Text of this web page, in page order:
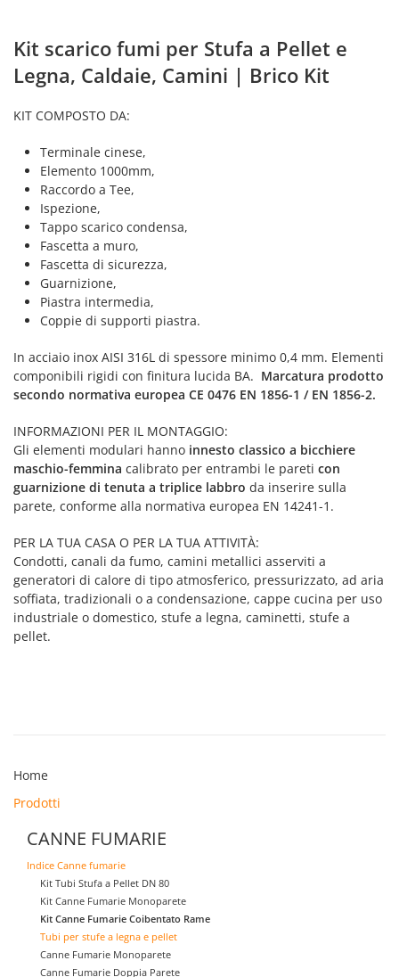
Kit scarico fumi per Stufa a Pellet e
Legna, Caldaie, Camini | Brico Kit
KIT COMPOSTO DA:
Terminale cinese,
Elemento 1000mm,
Raccordo a Tee,
Ispezione,
Tappo scarico condensa,
Fascetta a muro,
Fascetta di sicurezza,
Guarnizione,
Piastra intermedia,
Coppie di supporti piastra.
In acciaio inox AISI 316L di spessore minimo 0,4 mm. Elementi
componibili rigidi con finitura lucida BA. Marcatura prodotto
secondo normativa europea CE 0476 EN 1856-1 / EN 1856-2.
INFORMAZIONI PER IL MONTAGGIO:
Gli elementi modulari hanno innesto classico a bicchiere
maschio-femmina calibrato per entrambi le pareti con
guarnizione di tenuta a triplice labbro da inserire sulla
parete, conforme alla normativa europea EN 14241-1.
PER LA TUA CASA O PER LA TUA ATTIVITÀ:
Condotti, canali da fumo, camini metallici asserviti a
generatori di calore di tipo atmosferico, pressurizzato, ad aria
soffiata, tradizionali o a condensazione, cappe cucina per uso
industriale o domestico, stufe a legna, caminetti, stufe a
pellet.
Home
Prodotti
CANNE FUMARIE
Indice Canne fumarie
Kit Tubi Stufa a Pellet DN 80
Kit Canne Fumarie Monoparete
Kit Canne Fumarie Coibentato Rame
Tubi per stufe a legna e pellet
Canne Fumarie Monoparete
Canne Fumarie Doppia Parete